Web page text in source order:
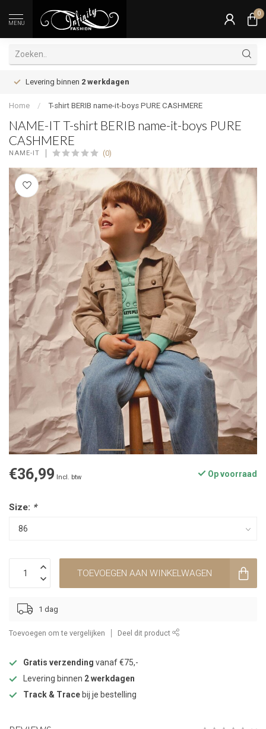
MENU
0
Levering binnen 2 werkdagen
Home / T-shirt BERIB name-it-boys PURE CASHMERE
NAME-IT T-shirt BERIB name-it-boys PURE
CASHMERE
NAME-IT (0)
€36,99 Incl. btw Op voorraad
Size: *
TOEVOEGEN AAN WINKELWAGEN
1 dag
Toevoegen om te vergelijken Deel dit product
Gratis verzending vanaf €75,-
Levering binnen 2 werkdagen
Track & Trace bij je bestelling